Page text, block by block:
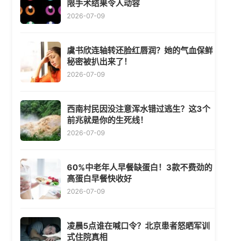
限手术结果令人动容
2026-07-09
虞书欣连轴转还脸红唇润？她的气血保鲜
秘密被扒出来了！
2026-07-09
西南村民因没注意浑水错过逃生？这3个
前兆就是你的生死线！
2026-07-09
60%中老年人早餐缺蛋白！3款不费劲的
高蛋白早餐快收好
2026-07-09
凌晨5点谁在喊口令？北京患者怒晒军训
式住院真相